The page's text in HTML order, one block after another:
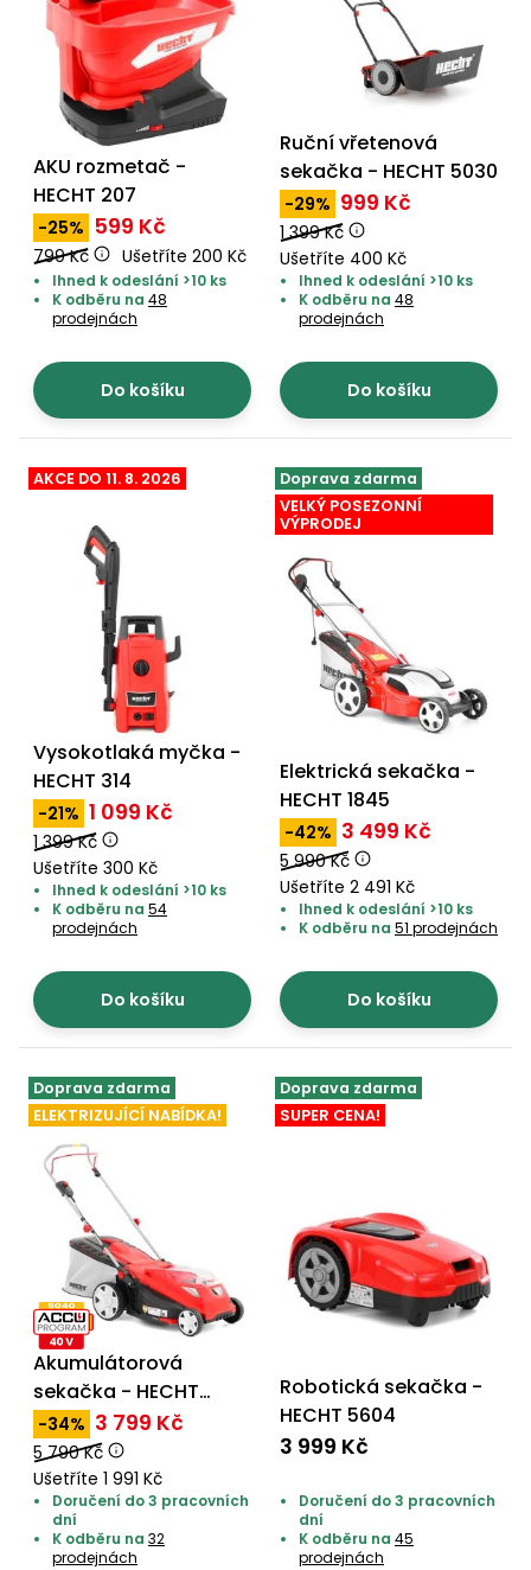
AKU rozmetač -
HECHT 207
-25% 599 Kč
799 Kč Ušetříte 200 Kč
Ihned k odeslání >10 ks
K odběru na 48
prodejnách
Do košíku
Ruční vřetenová
sekačka - HECHT 5030
-29% 999 Kč
1 399 Kč
Ušetříte 400 Kč
Ihned k odeslání >10 ks
K odběru na 48
prodejnách
Do košíku
AKCE DO 11. 8. 2026
Vysokotlaká myčka -
HECHT 314
-21% 1 099 Kč
1 399 Kč
Ušetříte 300 Kč
Ihned k odeslání >10 ks
K odběru na 54
prodejnách
Do košíku
Doprava zdarma
VELKÝ POSEZONNÍ
VÝPRODEJ
Elektrická sekačka -
HECHT 1845
-42% 3 499 Kč
5 990 Kč
Ušetříte 2 491 Kč
Ihned k odeslání >10 ks
K odběru na 51 prodejnách
Do košíku
Doprava zdarma
ELEKTRIZUJÍCÍ NABÍDKA!
Akumulátorová
sekačka - HECHT
5043
-34% 3 799 Kč
5 790 Kč
Ušetříte 1 991 Kč
Doručení do 3 pracovních
dní
K odběru na 32
prodejnách
Doprava zdarma
SUPER CENA!
Robotická sekačka -
HECHT 5604
3 999 Kč
Doručení do 3 pracovních
dní
K odběru na 45
prodejnách